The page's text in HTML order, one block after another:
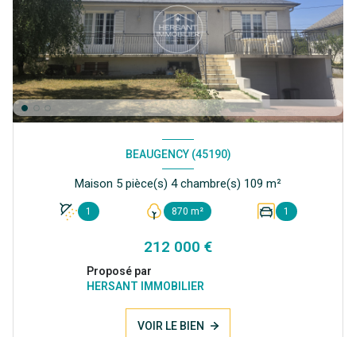
BEAUGENCY (45190)
Maison 5 pièce(s) 4 chambre(s) 109 m²
1 870 m² 1
212 000 €
Proposé par
HERSANT IMMOBILIER
VOIR LE BIEN